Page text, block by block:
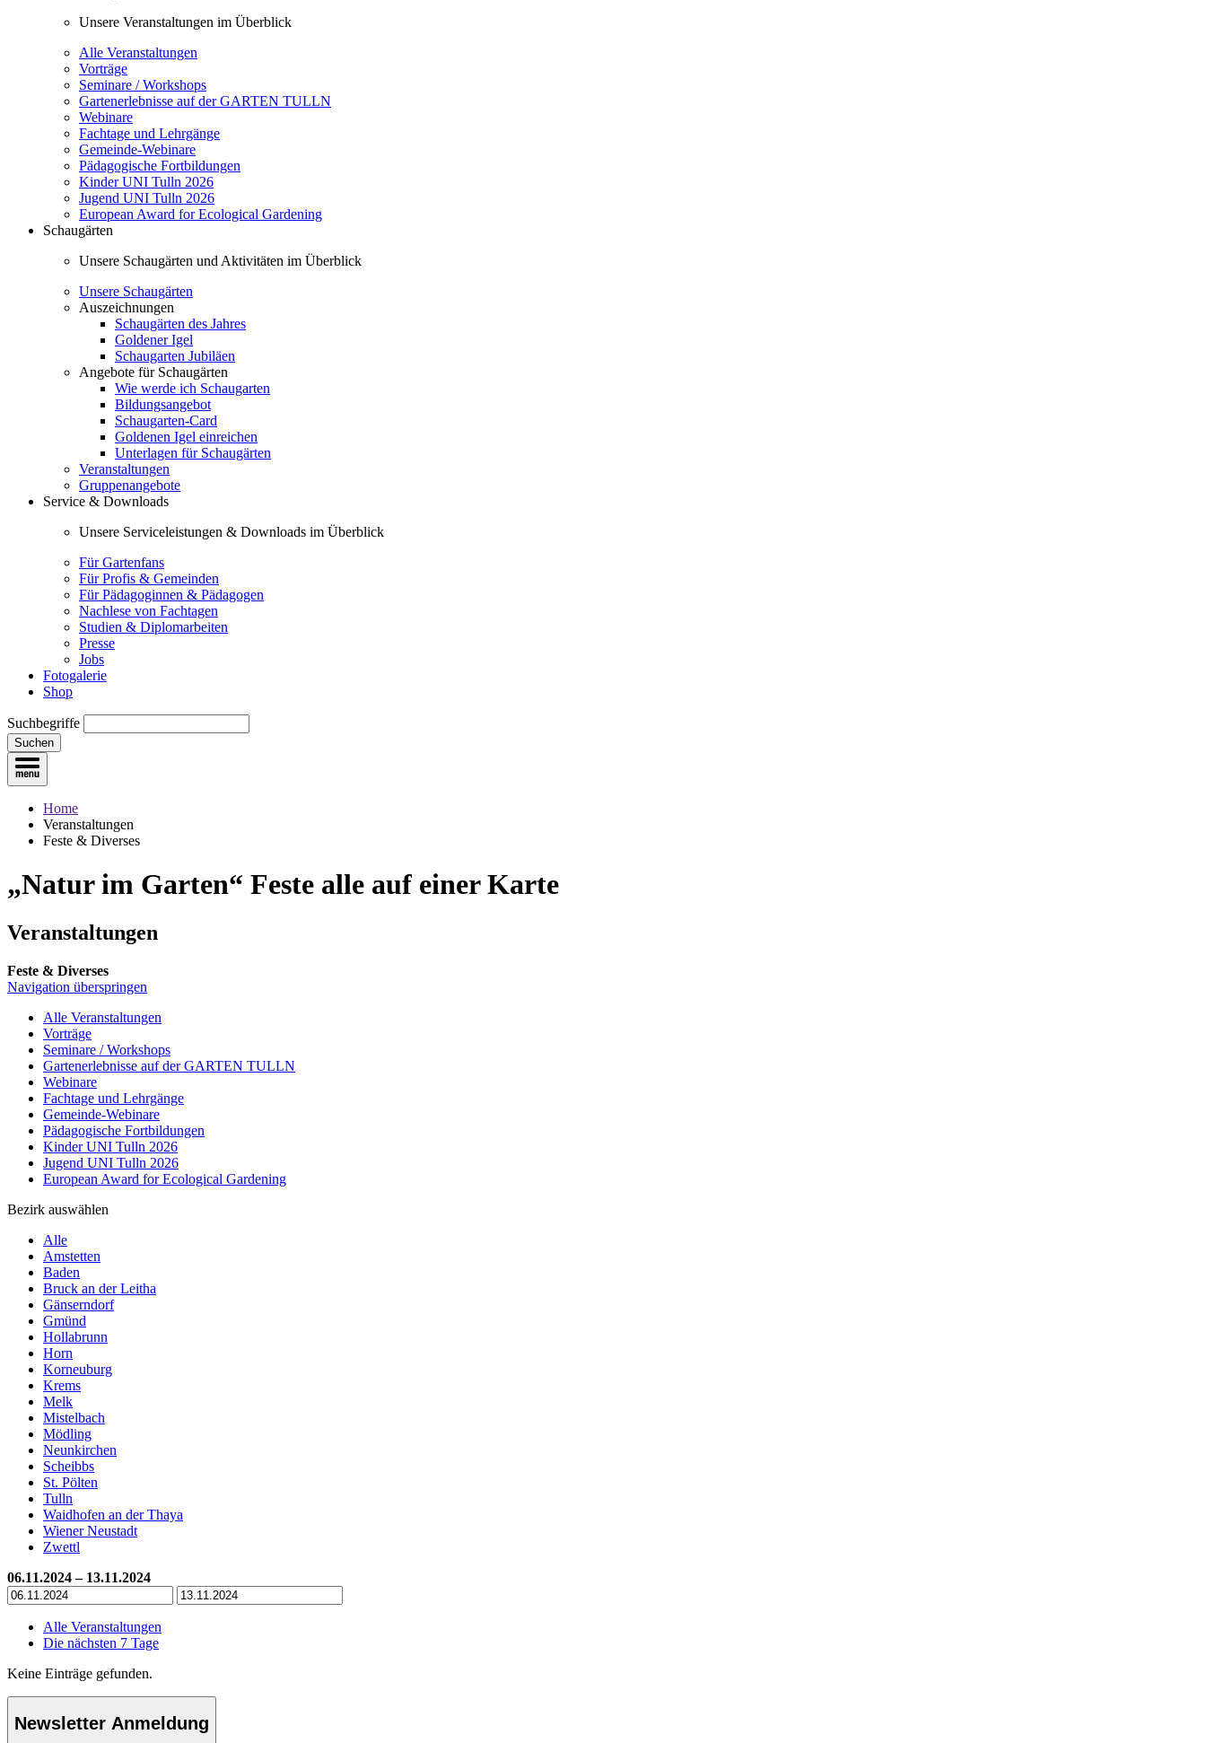
Unsere Veranstaltungen im Überblick
Alle Veranstaltungen
Vorträge
Seminare / Workshops
Gartenerlebnisse auf der GARTEN TULLN
Webinare
Fachtage und Lehrgänge
Gemeinde-Webinare
Pädagogische Fortbildungen
Kinder UNI Tulln 2026
Jugend UNI Tulln 2026
European Award for Ecological Gardening
Schaugärten
Unsere Schaugärten und Aktivitäten im Überblick
Unsere Schaugärten
Auszeichnungen
Schaugärten des Jahres
Goldener Igel
Schaugarten Jubiläen
Angebote für Schaugärten
Wie werde ich Schaugarten
Bildungsangebot
Schaugarten-Card
Goldenen Igel einreichen
Unterlagen für Schaugärten
Veranstaltungen
Gruppenangebote
Service & Downloads
Unsere Serviceleistungen & Downloads im Überblick
Für Gartenfans
Für Profis & Gemeinden
Für Pädagoginnen & Pädagogen
Nachlese von Fachtagen
Studien & Diplomarbeiten
Presse
Jobs
Fotogalerie
Shop
Suchbegriffe
Suchen
Home
Veranstaltungen
Feste & Diverses
„Natur im Garten“ Feste alle auf einer Karte
Veranstaltungen
Feste & Diverses
Navigation überspringen
Alle Veranstaltungen
Vorträge
Seminare / Workshops
Gartenerlebnisse auf der GARTEN TULLN
Webinare
Fachtage und Lehrgänge
Gemeinde-Webinare
Pädagogische Fortbildungen
Kinder UNI Tulln 2026
Jugend UNI Tulln 2026
European Award for Ecological Gardening
Bezirk auswählen
Alle
Amstetten
Baden
Bruck an der Leitha
Gänserndorf
Gmünd
Hollabrunn
Horn
Korneuburg
Krems
Melk
Mistelbach
Mödling
Neunkirchen
Scheibbs
St. Pölten
Tulln
Waidhofen an der Thaya
Wiener Neustadt
Zwettl
06.11.2024 – 13.11.2024
Alle Veranstaltungen
Die nächsten 7 Tage
Keine Einträge gefunden.
Newsletter Anmeldung